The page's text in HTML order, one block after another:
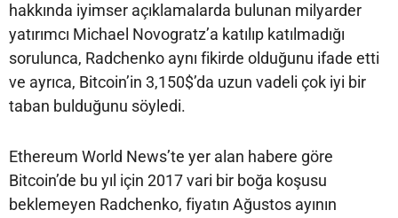
hakkında iyimser açıklamalarda bulunan milyarder
yatırımcı Michael Novogratz’a katılıp katılmadığı
sorulunca, Radchenko aynı fikirde olduğunu ifade etti
ve ayrıca, Bitcoin’in 3,150$’da uzun vadeli çok iyi bir
taban bulduğunu söyledi.
Ethereum World News’te yer alan habere göre
Bitcoin’de bu yıl için 2017 vari bir boğa koşusu
beklemeyen Radchenko, fiyatın Ağustos ayının